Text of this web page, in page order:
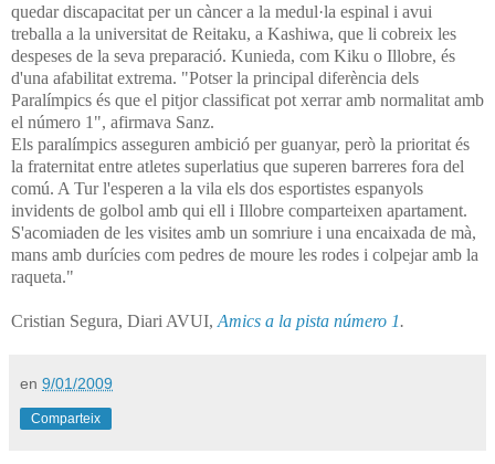
quedar discapacitat per un càncer a la medul·la espinal i avui
treballa a la universitat de Reitaku, a Kashiwa, que li cobreix les
despeses de la seva preparació. Kunieda, com Kiku o Illobre, és
d'una afabilitat extrema. "Potser la principal diferència dels
Paralímpics és que el pitjor classificat pot xerrar amb normalitat amb
el número 1", afirmava Sanz.
Els paralímpics asseguren ambició per guanyar, però la prioritat és
la fraternitat entre atletes superlatius que superen barreres fora del
comú. A Tur l'esperen a la vila els dos esportistes espanyols
invidents de golbol amb qui ell i Illobre comparteixen apartament.
S'acomiaden de les visites amb un somriure i una encaixada de mà,
mans amb durícies com pedres de moure les rodes i colpejar amb la
raqueta."
Cristian Segura, Diari AVUI, Amics a la pista número 1.
en 9/01/2009
Comparteix